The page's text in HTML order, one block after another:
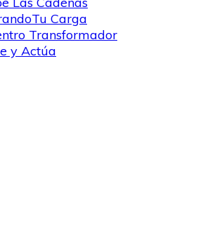
Carga
Transformador
y Actúa